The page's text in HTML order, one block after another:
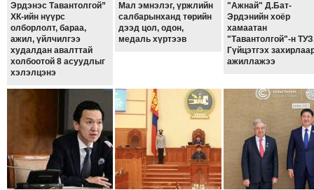
ЕРӨНХИЙЛӨГЧИЙН
СОНГУУЛЬ-2017
Эрдэнэс Тавантолгой”
ХК-ийн нүүрс
олборлолт, бараа,
ажил, үйлчилгээ
худалдан авалттай
холбоотой 8 асуудлыг
хэлэлцэнэ
Мал эмнэлэг, үржлийн
салбарынханд төрийн
дээд цол, одон,
медаль хүртээв
"Ажнай" Д.Бат-
Эрдэнийн хоёр
хамаатан
"Тавантолгой"-н
Гүйцэтгэх
ажиллажээ